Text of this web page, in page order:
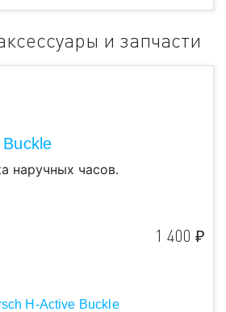
и запчасти
наручных часов.
1 400 ₽